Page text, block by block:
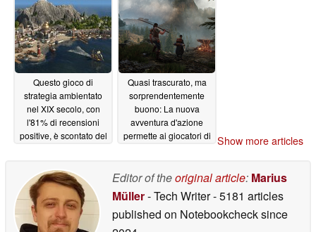
05/19/2026
Questo gioco di
strategia ambientato
nel XIX secolo, con
l'81% di recensioni
positive, è scontato del
Quasi trascurato, ma
sorprendentemente
buono: La nuova
avventura d'azione
permette ai giocatori di Show more articles
Editor of theoriginal article: Marius
Müller- Tech Writer- 5181 articles
published on Notebookchecksince